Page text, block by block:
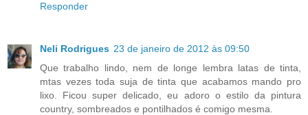
Responder
Neli Rodrigues 23 de janeiro de 2012 às 09:50
Que trabalho lindo, nem de longe lembra latas de tinta,
mtas vezes toda suja de tinta que acabamos mando pro
lixo. Ficou super delicado, eu adoro o estilo da pintura
country, sombreados e pontilhados é comigo mesma.